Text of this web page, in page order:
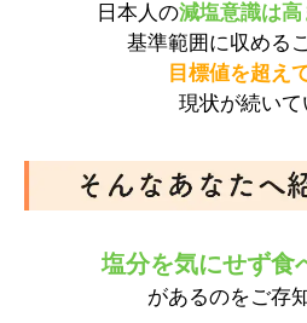
日本人の減塩意識は
基準範囲に収める
目標値を超え
現状が続いて
塩分を気にせず食
があるのをご存